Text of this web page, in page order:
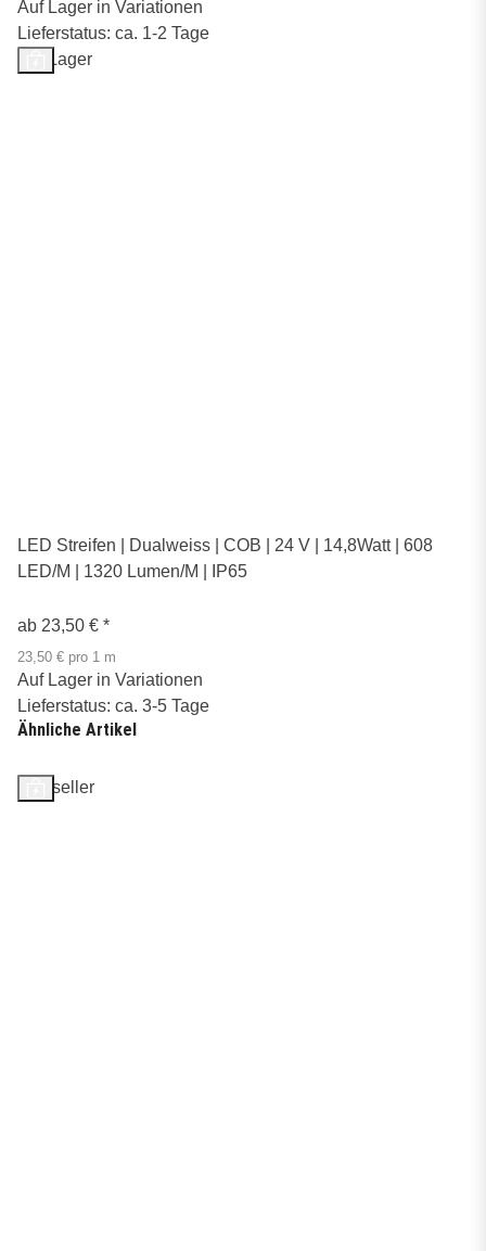
Auf Lager in Variationen
Lieferstatus: ca. 1-2 Tage
Auf Lager
LED Streifen | Dualweiss | COB | 24 V | 14,8Watt | 608
LED/M | 1320 Lumen/M | IP65
ab 23,50 € *
23,50 € pro 1 m
Auf Lager in Variationen
Lieferstatus: ca. 3-5 Tage
Ähnliche Artikel
Bestseller